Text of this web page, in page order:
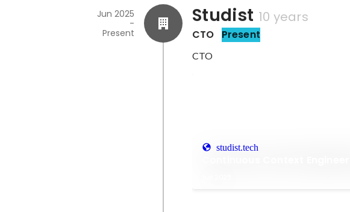
Studist 10 years
CTO Present
Jun 2025
-
Present
CTO
studist.tech